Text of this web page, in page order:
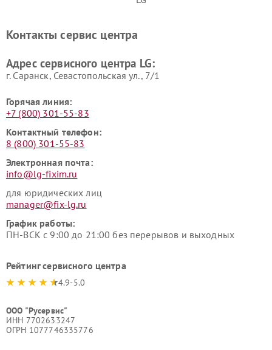
Ремонт морозильных камер
Ремонт вертикальных
Контакты сервис центра
Адрес сервисного центра LG:
г. Саранск, Севастопольская ул., 7/1
Горячая линия:
+7 (800) 301-55-83
Контактный телефон:
8 (800) 301-55-83
Электронная почта:
info@lg-fixim.ru
для юридических лиц
manager@fix-lg.ru
График работы:
ПН-ВСК с 9:00 до 21:00 без перерывов и выходных
Рейтинг сервисного центра
4.9-5.0
ООО "Русервис"
ИНН 7702633247
ОГРН 1077746335776